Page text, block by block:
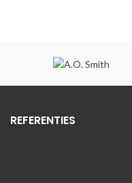
REFERENTIES